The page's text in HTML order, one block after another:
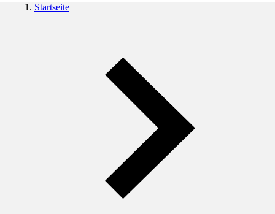
Startseite